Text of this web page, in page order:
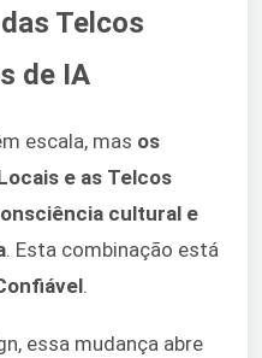
Telcos
de IA
escala, mas os
e as Telcos
cultural e
. Esta combinação está
.
essa mudança abre